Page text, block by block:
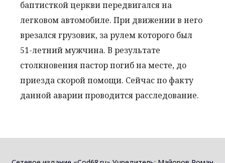
баптисткой церкви передвигался на
легковом автомобиле. При движении в него
врезался грузовик, за рулем которого был
51-летний мужчина. В результате
столкновения пастор погиб на месте, до
приезда скорой помощи. Сейчас по факту
данной аварии проводится расследование.